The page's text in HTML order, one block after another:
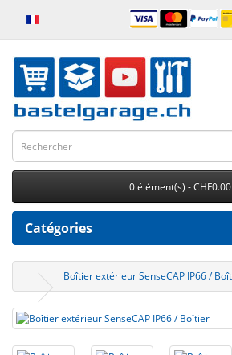
0 élément(s) - CHF0.00
Catégories
Boîtier extérieur SenseCAP IP66 /